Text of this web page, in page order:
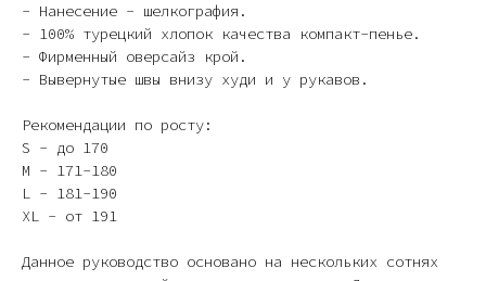
- Нанесение - шелкография.
- 100% турецкий хлопок качества компакт-пенье.
- Фирменный оверсайз крой.
- Вывернутые швы внизу худи и у рукавов.
Рекомендации по росту:
S - до 170
M - 171-180
L - 181-190
XL - от 191
Данное руководство основано на нескольких сотнях